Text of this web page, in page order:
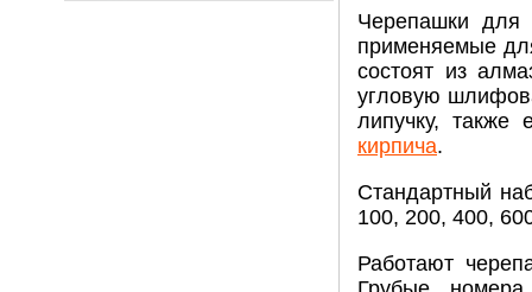
Черепашки
применяемые
состоят из
угловую
липучку, также
кирпича.
Стандартный
100, 200, 400,
Работают